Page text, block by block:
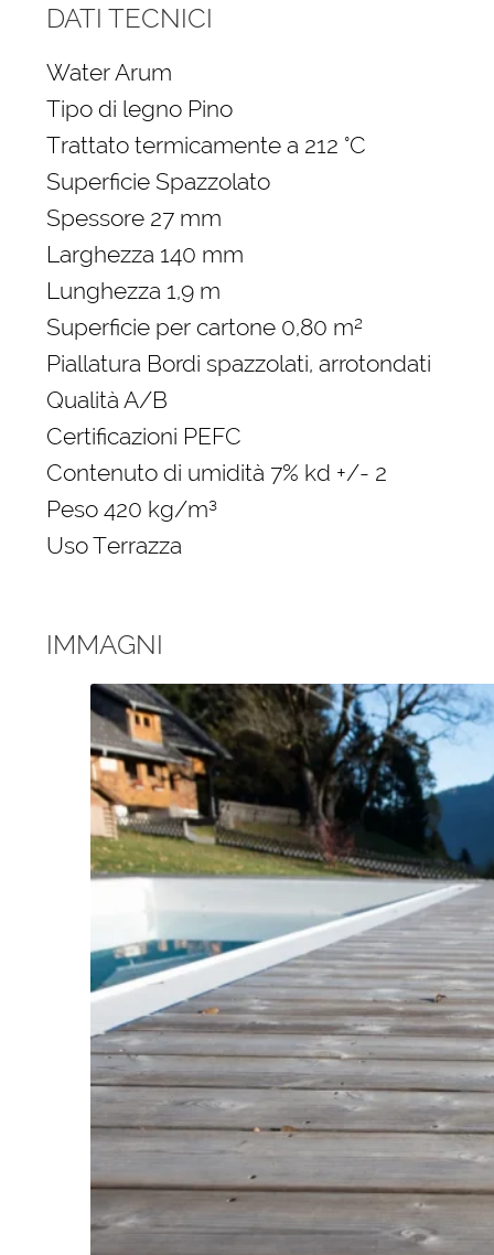
DATI TECNICI
Water Arum
Tipo di legno Pino
Trattato termicamente a 212 °C
Superficie Spazzolato
Spessore 27 mm
Larghezza 140 mm
Lunghezza 1,9 m
Superficie per cartone 0,80 m²
Piallatura Bordi spazzolati, arrotondati
Qualità A/B
Certificazioni PEFC
Contenuto di umidità 7% kd +/- 2
Peso 420 kg/m³
Uso Terrazza
IMMAGNI